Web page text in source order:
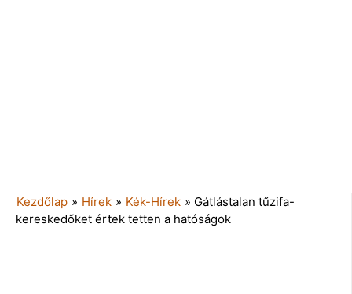
Kezdőlap » Hírek » Kék-Hírek » Gátlástalan tűzifa-
kereskedőket értek tetten a hatóságok